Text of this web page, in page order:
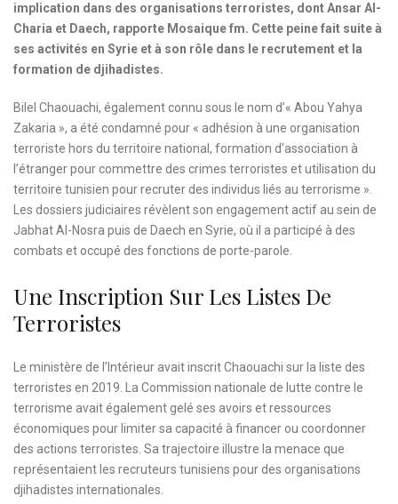
implication dans des organisations terroristes, dont Ansar Al-
Charia et Daech, rapporte Mosaique fm. Cette peine fait suite à
ses activités en Syrie et à son rôle dans le recrutement et la
formation de djihadistes.
Bilel Chaouachi, également connu sous le nom d’« Abou Yahya
Zakaria », a été condamné pour « adhésion à une organisation
terroriste hors du territoire national, formation d’association à
l’étranger pour commettre des crimes terroristes et utilisation du
territoire tunisien pour recruter des individus liés au terrorisme ».
Les dossiers judiciaires révèlent son engagement actif au sein de
Jabhat Al-Nosra puis de Daech en Syrie, où il a participé à des
combats et occupé des fonctions de porte-parole.
Une Inscription Sur Les Listes De
Terroristes
Le ministère de l’Intérieur avait inscrit Chaouachi sur la liste des
terroristes en 2019. La Commission nationale de lutte contre le
terrorisme avait également gelé ses avoirs et ressources
économiques pour limiter sa capacité à financer ou coordonner
des actions terroristes. Sa trajectoire illustre la menace que
représentaient les recruteurs tunisiens pour des organisations
djihadistes internationales.